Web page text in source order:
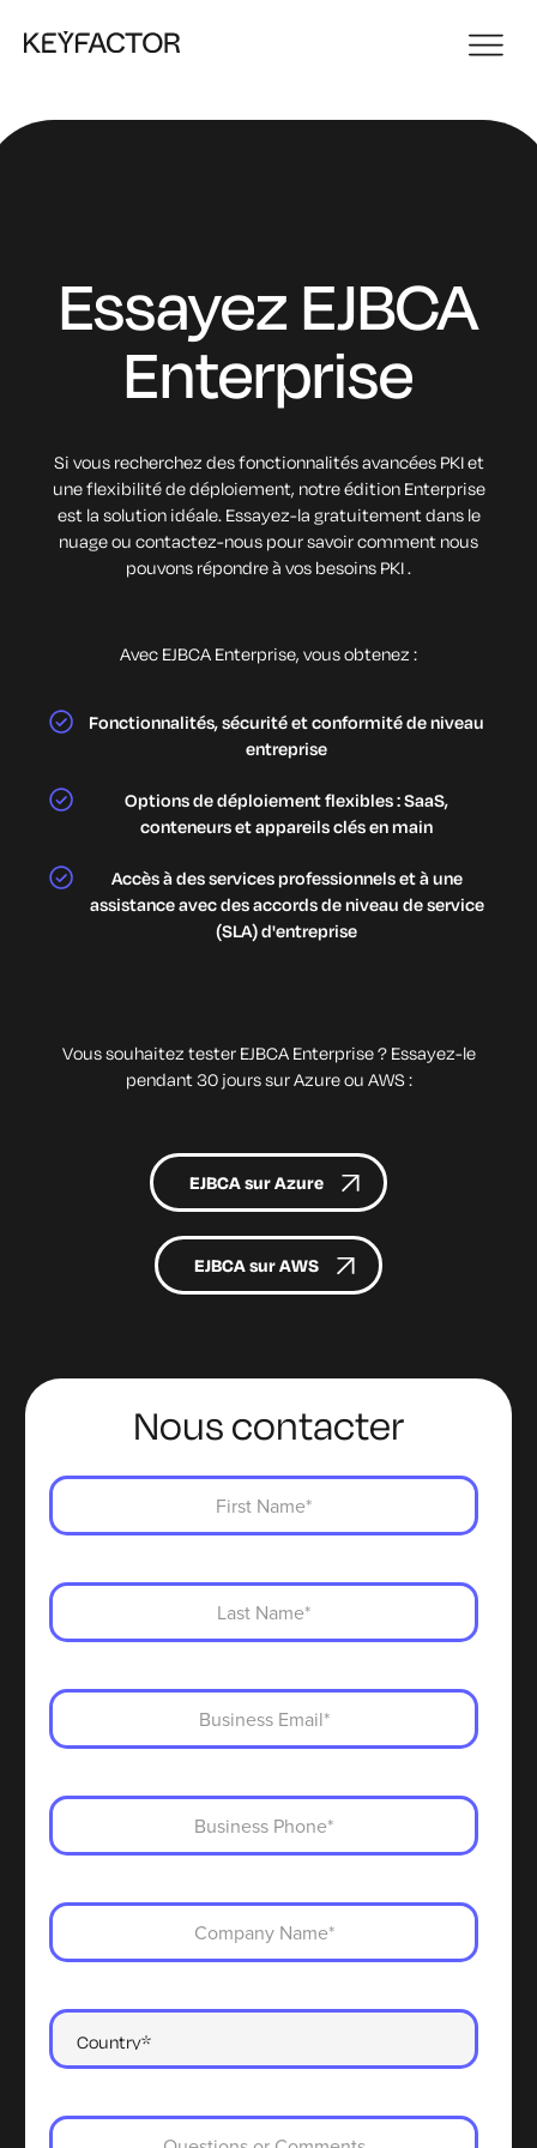
Essayez EJBCA
Enterprise
Si vous recherchez des fonctionnalités avancées PKI et
une flexibilité de déploiement, notre édition Enterprise
est la solution idéale. Essayez-la gratuitement dans le
nuage ou contactez-nous pour savoir comment nous
pouvons répondre à vos besoins PKI .
Avec EJBCA Enterprise, vous obtenez :
Fonctionnalités, sécurité et conformité de niveau
entreprise
Options de déploiement flexibles : SaaS,
conteneurs et appareils clés en main
Accès à des services professionnels et à une
assistance avec des accords de niveau de service
(SLA) d'entreprise
Vous souhaitez tester EJBCA Enterprise ? Essayez-le
pendant 30 jours sur Azure ou AWS :
EJBCA sur Azure
EJBCA sur AWS
Nous contacter